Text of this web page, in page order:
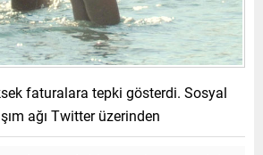
faturalara tepki gösterdi. Sosyal
ağı Twitter üzerinden